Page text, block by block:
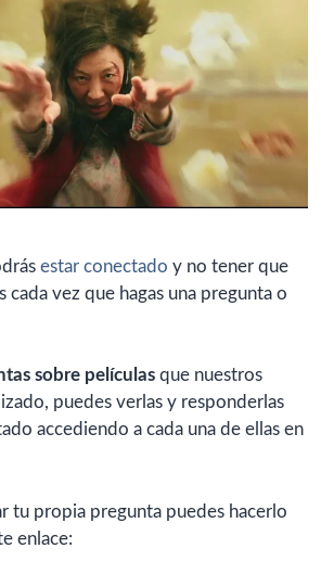
estar conectado y no tener que
cada vez que hagas una pregunta o
sobre películas que nuestros
puedes verlas y responderlas
accediendo a cada una de ellas en
tu propia pregunta puedes hacerlo
enlace: